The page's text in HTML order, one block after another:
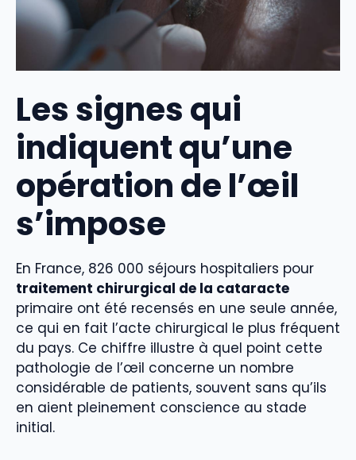
Les signes qui
indiquent qu’une
opération de l’œil
s’impose
En France, 826 000 séjours hospitaliers pour
traitement chirurgical de la cataracte
primaire ont été recensés en une seule année,
ce qui en fait l’acte chirurgical le plus fréquent
du pays. Ce chiffre illustre à quel point cette
pathologie de l’œil concerne un nombre
considérable de patients, souvent sans qu’ils
en aient pleinement conscience au stade
initial.